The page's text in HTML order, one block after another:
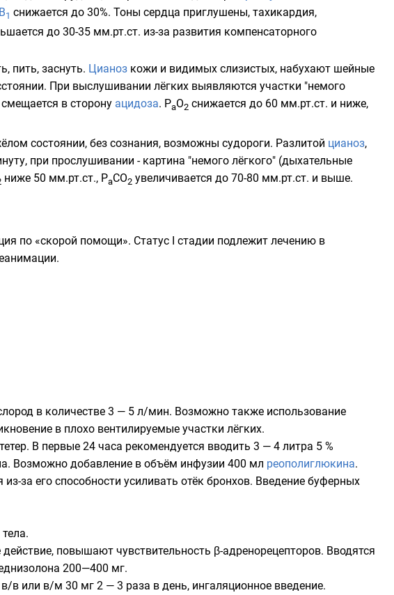
1 снижается до 30%. Тоны сердца приглушены, тахикардия,
до 30-35 мм.рт.ст. из-за развития компенсаторного
пить, заснуть. Цианоз кожи и видимых слизистых, набухают шейные
При выслушивании лёгких выявляются участки "немого
в сторону ацидоза. РаО2 снижается до 60 мм.рт.ст. и ниже,
состоянии, без сознания, возможны судороги. Разлитой цианоз,
при прослушивании - картина "немого лёгкого" (дыхательные
ниже 50 мм.рт.ст., РаСО2 увеличивается до 70-80 мм.рт.ст. и выше.
по «скорой помощи». Статус I стадии подлежит лечению в
в количестве 3 — 5 л/мин. Возможно также использование
в плохо вентилируемые участки лёгких.
. В первые 24 часа рекомендуется вводить 3 — 4 литра 5 %
Возможно добавление в объём инфузии 400 мл реополиглюкина.
за его способности усиливать отёк бронхов. Введение буферных
повышают чувствительность β-адренорецепторов. Вводятся
200—400 мг.
в или в/м 30 мг 2 — 3 раза в день, ингаляционное введение.